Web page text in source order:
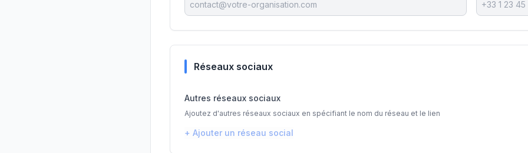
Réseaux sociaux
Autres réseaux sociaux
Ajoutez d'autres réseaux sociaux en spécifiant le nom du réseau et le lien
+ Ajouter un réseau social